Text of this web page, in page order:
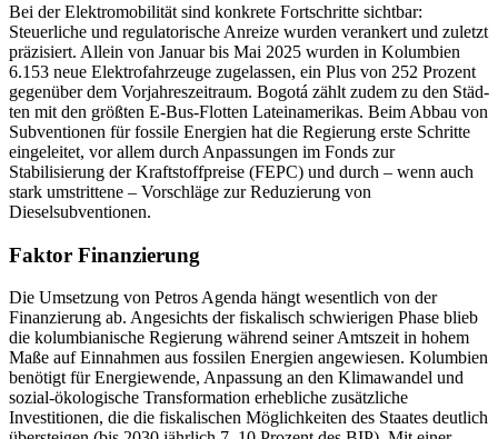
Bei der Elektromobilität sind konkrete Fortschritte sichtbar:
Steuerliche und regulatorische Anreize wurden verankert und zuletzt
präzisiert. Allein von Januar bis Mai 2025 wurden in Kolumbien
6.153 neue Elektrofahrzeuge zugelassen, ein Plus von 252 Prozent
gegenüber dem Vorjahreszeitraum. Bogotá zählt zudem zu den Städ­
ten mit den größten E-Bus-Flotten Lateinamerikas. Beim Abbau von
Subventionen für fossile Energien hat die Regierung erste Schritte
eingeleitet, vor allem durch An­passungen im Fonds zur
Stabilisierung der Kraftstoffpreise (FEPC) und durch – wenn auch
stark umstrittene – Vorschläge zur Reduzierung von
Dieselsubventionen.
Faktor Finanzierung
Die Umsetzung von Petros Agenda hängt wesentlich von der
Finanzierung ab. Ange­sichts der fiskalisch schwierigen Phase blieb
die kolumbianische Regierung während seiner Amtszeit in hohem
Maße auf Ein­nahmen aus fossilen Energien angewiesen. Kolumbien
benötigt für Energiewende, Anpassung an den Klimawandel und
sozial-ökologische Trans­formation erhebliche zusätzliche
Investitionen, die die fiskalischen Möglichkeiten des Staates deutlich